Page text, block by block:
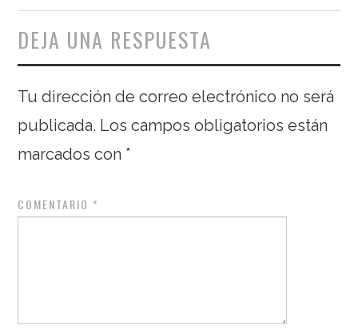
DEJA UNA RESPUESTA
Tu dirección de correo electrónico no será
publicada. Los campos obligatorios están
marcados con *
COMENTARIO *